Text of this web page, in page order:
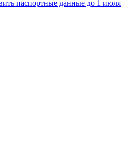
паспортные данные до 1 июля